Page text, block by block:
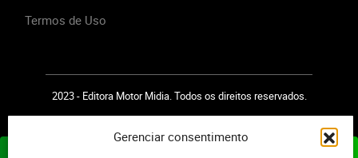
Gerenciar consentimento
Termos de Uso
2023 - Editora Motor Midia. Todos os direitos reservados.